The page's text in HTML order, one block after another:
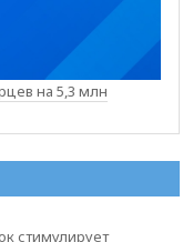
на 5,3 млн
стимулирует